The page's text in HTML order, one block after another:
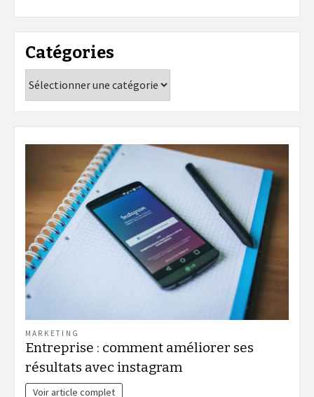
Catégories
MARKETING
Entreprise : comment améliorer ses
résultats avec instagram
Voir article complet